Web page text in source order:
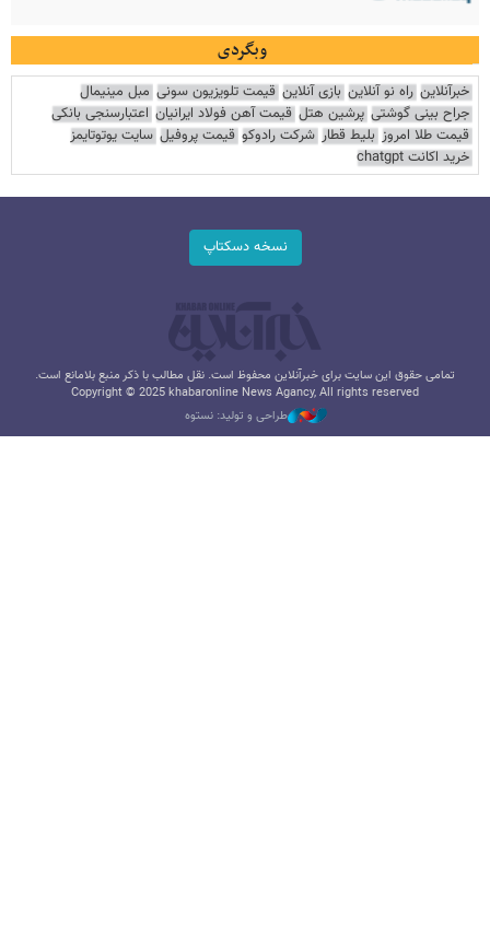
وبگردی
خبرآنلاین راه نو آنلاین بازی آنلاین قیمت تلویزیون سونی مبل مینیمال
جراح بینی گوشتی پرشین هتل قیمت آهن فولاد ایرانیان اعتبارسنجی بانکی
قیمت طلا امروز بلیط قطار شرکت رادوکو قیمت پروفیل سایت یوتوتایمز
خرید اکانت chatgpt
نسخه دسکتاپ
تمامی حقوق این سایت برای خبرآنلاین محفوظ است. نقل مطالب با ذکر منبع بلامانع است.
Copyright © 2025 khabaronline News Agancy, All rights reserved
طراحی و تولید: نستوه